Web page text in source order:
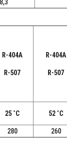
8,3
R-404A
R-507
R-404A
R-507
25 ˚C 52 ˚C
280 260